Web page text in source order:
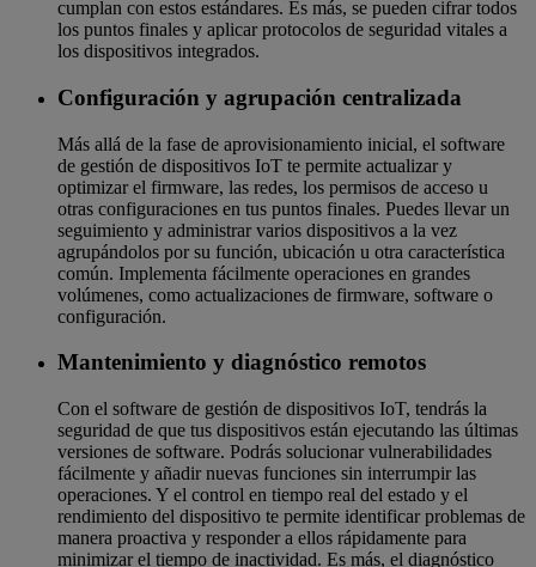
cumplan con estos estándares. Es más, se pueden cifrar todos
los puntos finales y aplicar protocolos de seguridad vitales a
los dispositivos integrados.
Configuración y agrupación centralizada
Más allá de la fase de aprovisionamiento inicial, el software
de gestión de dispositivos IoT te permite actualizar y
optimizar el firmware, las redes, los permisos de acceso u
otras configuraciones en tus puntos finales. Puedes llevar un
seguimiento y administrar varios dispositivos a la vez
agrupándolos por su función, ubicación u otra característica
común. Implementa fácilmente operaciones en grandes
volúmenes, como actualizaciones de firmware, software o
configuración.
Mantenimiento y diagnóstico remotos
Con el software de gestión de dispositivos IoT, tendrás la
seguridad de que tus dispositivos están ejecutando las últimas
versiones de software. Podrás solucionar vulnerabilidades
fácilmente y añadir nuevas funciones sin interrumpir las
operaciones. Y el control en tiempo real del estado y el
rendimiento del dispositivo te permite identificar problemas de
manera proactiva y responder a ellos rápidamente para
minimizar el tiempo de inactividad. Es más, el diagnóstico